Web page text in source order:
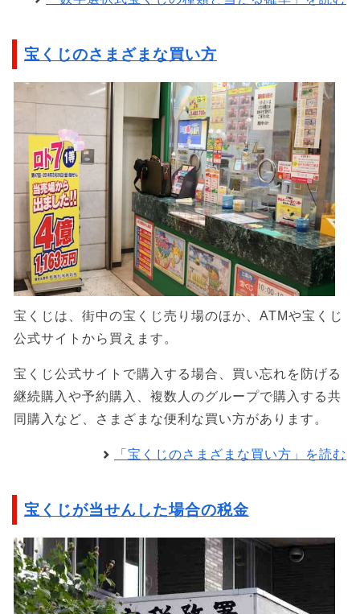
宝くじのさまざまな買い方
宝くじは、街中の宝くじ売り場のほか、ATMや宝くじ
公式サイトから買えます。
宝くじ公式サイトで購入する場合、買い忘れを防げる
継続購入や予約購入、複数人のグループで購入する共
同購入など、さまざまな便利な買い方があります。
「宝くじのさまざまな買い方」を読む
宝くじが当せんした場合の税金